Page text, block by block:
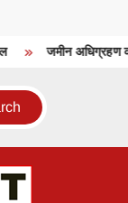
जमीन अधिग्रहण